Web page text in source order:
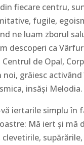
fiecare centru,
fugile,
ne luam zborul
descoperi ca
de Opal,
noi, grăiesc activând
insăși Melodia.
iertarile simplu în
Mă iert și mă